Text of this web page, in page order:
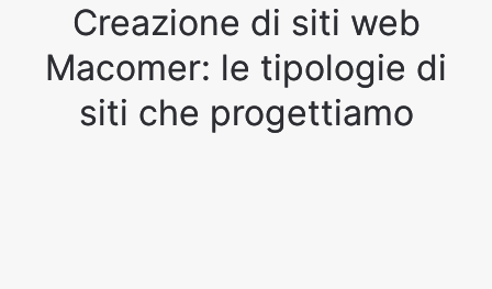
Creazione di siti web
Macomer: le tipologie di
siti che progettiamo